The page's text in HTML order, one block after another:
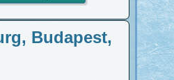
Budapest,